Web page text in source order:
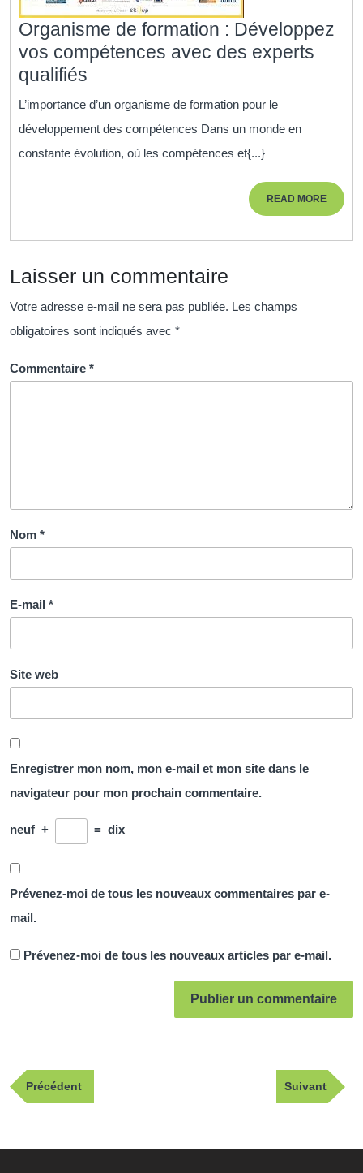
Organisme de formation : Développez
vos compétences avec des experts
qualifiés
de
formation
Développez
experts
qualifiés
L’importance d’un organisme de formation pour le
développement des compétences Dans un monde en
constante évolution, où les compétences et{...}
READ MOREREAD
MORE
Laisser un commentaire
Votre adresse e-mail ne sera pas publiée. Les champs
obligatoires sont indiqués avec *
Commentaire *
Nom *
E-mail *
Site web
Enregistrer mon nom, mon e-mail et mon site dans le
navigateur pour mon prochain commentaire.
neuf + = dix
Prévenez-moi de tous les nouveaux commentaires par e-
mail.
Prévenez-moi de tous les nouveaux articles par e-mail.
Navigation
dePublication
précédente
Précédent
Article
suivant
Suivant